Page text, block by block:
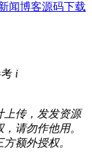
闻博客源码下载
i
上传，发发资源
请勿作他用。
额外授权。